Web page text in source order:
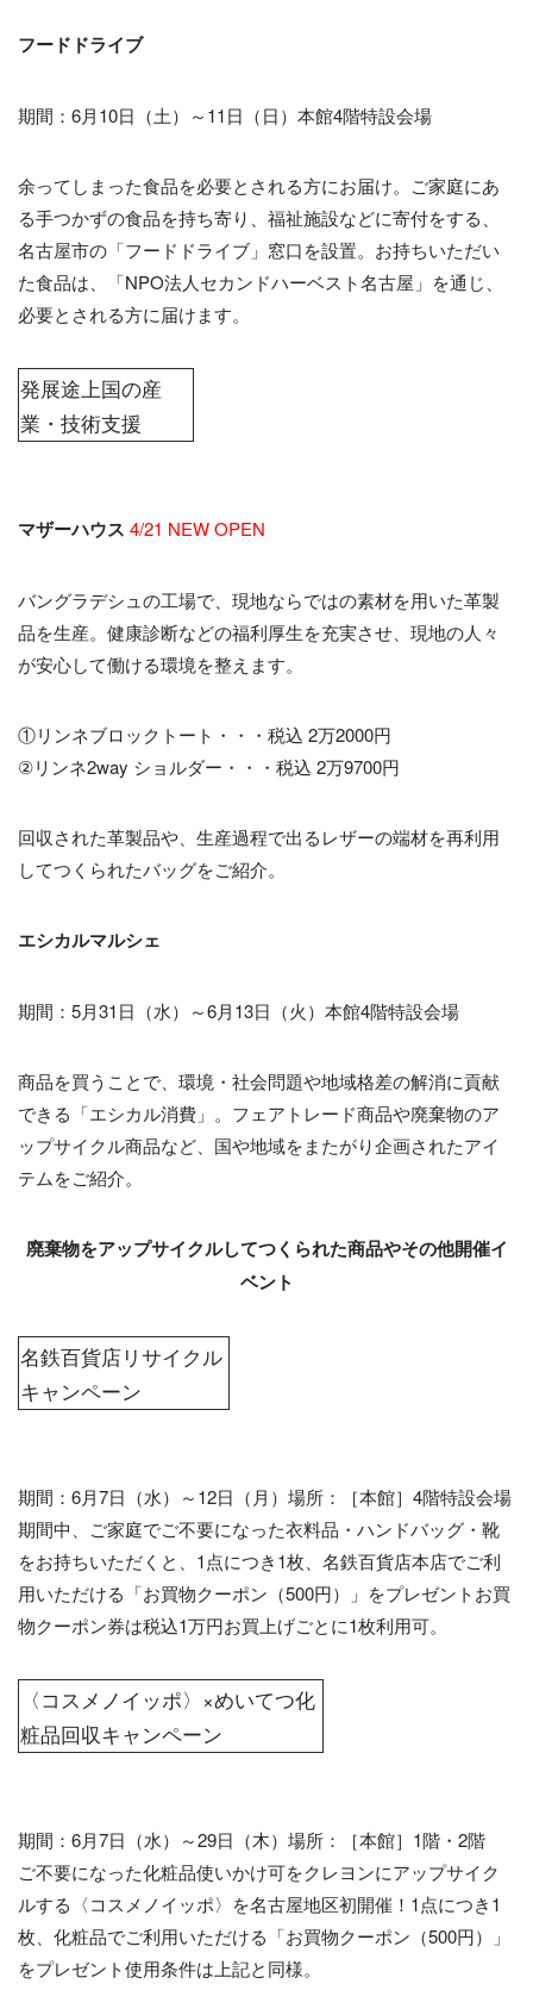
フードドライブ
期間：6月10日（土）～11日（日）本館4階特設会場
余ってしまった食品を必要とされる方にお届け。ご家庭にあ
る手つかずの食品を持ち寄り、福祉施設などに寄付をする、
名古屋市の「フードドライブ」窓口を設置。お持ちいただい
た食品は、「NPO法人セカンドハーベスト名古屋」を通じ、
必要とされる方に届けます。
発展途上国の産
業・技術支援
マザーハウス 4/21 NEW OPEN
バングラデシュの工場で、現地ならではの素材を用いた革製
品を生産。健康診断などの福利厚生を充実させ、現地の人々
が安心して働ける環境を整えます。
①リンネブロックトート・・・税込 2万2000円
②リンネ2way ショルダー・・・税込 2万9700円
回収された革製品や、生産過程で出るレザーの端材を再利用
してつくられたバッグをご紹介。
エシカルマルシェ
期間：5月31日（水）～6月13日（火）本館4階特設会場
商品を買うことで、環境・社会問題や地域格差の解消に貢献
できる「エシカル消費」。フェアトレード商品や廃棄物のア
ップサイクル商品など、国や地域をまたがり企画されたアイ
テムをご紹介。
廃棄物をアップサイクルしてつくられた商品やその他開催イ
ベント
名鉄百貨店リサイクル
キャンペーン
期間：6月7日（水）～12日（月）場所：［本館］4階特設会場
期間中、ご家庭でご不要になった衣料品・ハンドバッグ・靴
をお持ちいただくと、1点につき1枚、名鉄百貨店本店でご利
用いただける「お買物クーポン（500円）」をプレゼントお買
物クーポン券は税込1万円お買上げごとに1枚利用可。
〈コスメノイッポ〉×めいてつ化
粧品回収キャンペーン
期間：6月7日（水）～29日（木）場所：［本館］1階・2階
ご不要になった化粧品使いかけ可をクレヨンにアップサイク
ルする〈コスメノイッポ〉を名古屋地区初開催！1点につき1
枚、化粧品でご利用いただける「お買物クーポン（500円）」
をプレゼント使用条件は上記と同様。